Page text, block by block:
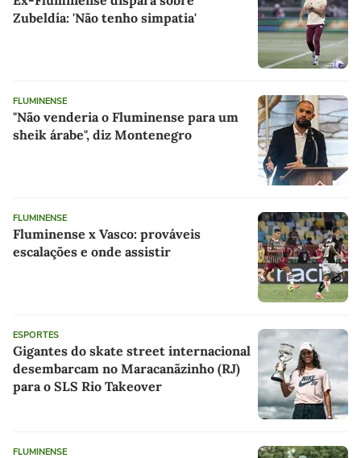
Zubeldía: 'Não tenho simpatia'
FLUMINENSE
"Não venderia o Fluminense para um
sheik árabe", diz Montenegro
FLUMINENSE
Fluminense x Vasco: prováveis
escalações e onde assistir
ESPORTES
Gigantes do skate street internacional
desembarcam no Maracanãzinho (RJ)
para o SLS Rio Takeover
FLUMINENSE